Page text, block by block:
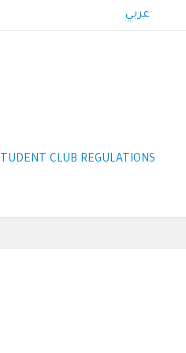
عربي
CLUB REGULATIONS